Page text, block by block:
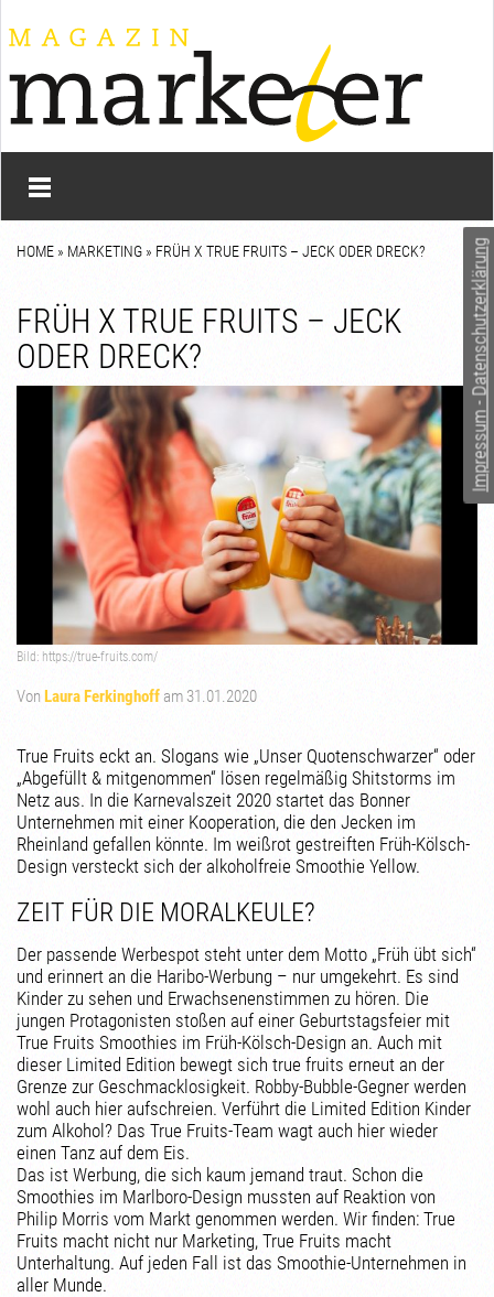
Impressum - Datenschutzerklärung
HOME » MARKETING » FRÜH X TRUE FRUITS – JECK ODER DRECK?
FRÜH X TRUE FRUITS – JECK
ODER DRECK?
Bild: https://true-fruits.com/
VonLaura Ferkinghoff am 31.01.2020
True Fruits eckt an. Slogans wie „Unser Quotenschwarzer“ oder
„Abgefüllt & mitgenommen“ lösen regelmäßig Shitstorms im
Netz aus. In die Karnevalszeit 2020 startet das Bonner
Unternehmen mit einer Kooperation, die den Jecken im
Rheinland gefallen könnte. Im weißrot gestreiften Früh-Kölsch-
Design versteckt sich der alkoholfreie Smoothie Yellow.
ZEIT FÜR DIE MORALKEULE?
Der passende Werbespot steht unter dem Motto „Früh übt sich“
und erinnert an die Haribo-Werbung – nur umgekehrt. Es sind
Kinder zu sehen und Erwachsenenstimmen zu hören. Die
jungen Protagonisten stoßen auf einer Geburtstagsfeier mit
True Fruits Smoothies im Früh-Kölsch-Design an. Auch mit
dieser Limited Edition bewegt sich true fruits erneut an der
Grenze zur Geschmacklosigkeit. Robby-Bubble-Gegner werden
wohl auch hier aufschreien. Verführt die Limited Edition Kinder
zum Alkohol? Das True Fruits-Team wagt auch hier wieder
einen Tanz auf dem Eis.
Das ist Werbung, die sich kaum jemand traut. Schon die
Smoothies im Marlboro-Design mussten auf Reaktion von
Philip Morris vom Markt genommen werden. Wir finden: True
Fruits macht nicht nur Marketing, True Fruits macht
Unterhaltung. Auf jeden Fall ist das Smoothie-Unternehmen in
aller Munde.